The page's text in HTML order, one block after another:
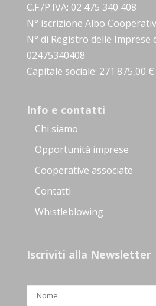
C.F./P.IVA: 02 475 340 408
N° iscrizione Albo
N° di Registro delle Imprese
02475340408
Capitale sociale: 271.875,00 €
Info e contatti
Chi siamo
Opportunità imprese
Cooperative associate
Contatti
Whistleblowing
Iscriviti alla Newsletter